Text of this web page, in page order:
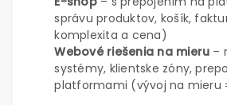
správu produktov, košík,
komplexita a cena)
Webové riešenia na mieru –
systémy, klientske zóny,
platformami (vývoj na mieru